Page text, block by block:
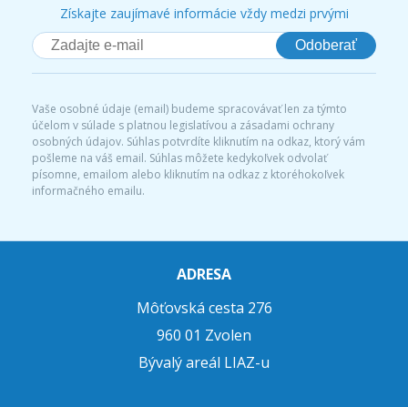
Získajte zaujímavé informácie vždy medzi prvými
Odoberať
Vaše osobné údaje (email) budeme spracovávať len za týmto
účelom v súlade s platnou legislatívou a zásadami ochrany
osobných údajov. Súhlas potvrdíte kliknutím na odkaz, ktorý vám
pošleme na váš email. Súhlas môžete kedykoľvek odvolať
písomne, emailom alebo kliknutím na odkaz z ktoréhokoľvek
informačného emailu.
ADRESA
Môťovská cesta 276
960 01 Zvolen
Bývalý areál LIAZ-u